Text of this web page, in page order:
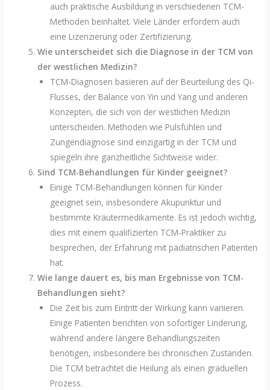
auch praktische Ausbildung in verschiedenen TCM-
Methoden beinhaltet. Viele Länder erfordern auch
eine Lizenzierung oder Zertifizierung.
Wie unterscheidet sich die Diagnose in der TCM von
der westlichen Medizin?
TCM-Diagnosen basieren auf der Beurteilung des Qi-
Flusses, der Balance von Yin und Yang und anderen
Konzepten, die sich von der westlichen Medizin
unterscheiden. Methoden wie Pulsfühlen und
Zungendiagnose sind einzigartig in der TCM und
spiegeln ihre ganzheitliche Sichtweise wider.
Sind TCM-Behandlungen für Kinder geeignet?
Einige TCM-Behandlungen können für Kinder
geeignet sein, insbesondere Akupunktur und
bestimmte Kräutermedikamente. Es ist jedoch wichtig,
dies mit einem qualifizierten TCM-Praktiker zu
besprechen, der Erfahrung mit pädiatrischen Patienten
hat.
Wie lange dauert es, bis man Ergebnisse von TCM-
Behandlungen sieht?
Die Zeit bis zum Eintritt der Wirkung kann variieren.
Einige Patienten berichten von sofortiger Linderung,
während andere längere Behandlungszeiten
benötigen, insbesondere bei chronischen Zuständen.
Die TCM betrachtet die Heilung als einen graduellen
Prozess.